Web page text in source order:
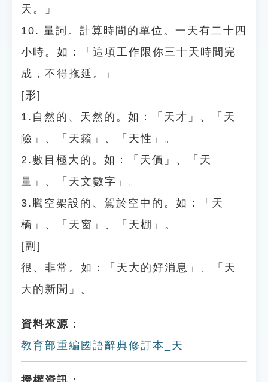
天。」
10. 量詞。計算時間的單位。一天有二十四
小時。如：「這項工作限你三十天時間完
成，不得拖延。」
[形]
1.自然的、天然的。如：「天才」、「天
險」、「天籟」、「天性」。
2.數目極大的。如：「天價」、「天
量」、「天文數字」。
3.騰空架設的、駕於空中的。如：「天
橋」、「天窗」、「天棚」。
[副]
很、非常。如：「天大的好消息」、「天
大的新聞」。
資料來源：
教育部重編國語辭典修訂本_天